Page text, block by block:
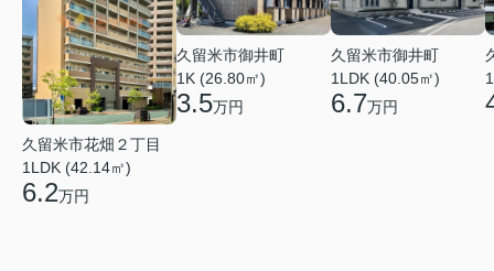
久留米市花畑２丁目
1LDK (42.14㎡)
6.2万円
久留米市御井町
1K (26.80㎡)
3.5万円
久留米市御井町
1LDK (40.05㎡)
6.7万円